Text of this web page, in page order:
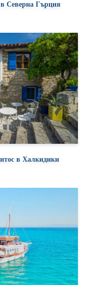
Северна Гърция
в Халкидики